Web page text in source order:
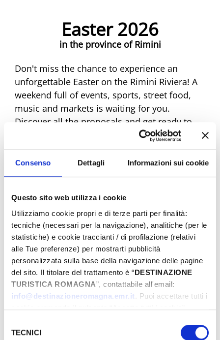
Consenso Dettagli Informazioni sui cookie
Questo sito web utilizza i cookie
Utilizziamo cookie propri e di terze parti per finalità:
tecniche (necessari per la navigazione), analitiche (per le
statistiche) e cookie traccianti / di profilazione (relativi
alle Tue preferenze) per mostrarti pubblicità
personalizzata sulla base della navigazione delle pagine
del sito. Il titolare del trattamento è “DESTINAZIONE
TURISTICA ROMAGNA”, contattabile all'email:
info@destinazioneromagna.emr.it. Puoi accettare tutti i
cookie premendo il pulsante “Accetta tutti i cookie”,
gestire le tue preferenze facendo clic su “Personalizza”.
delTECNICI
Easter 2026
in the province of Rimini
Don't miss the chance to experience an
unforgettable Easter on the Rimini Riviera! A
weekend full of events, sports, street food,
music and markets is waiting for you.
Discover all the proposals and get ready to
experience unique emotions. Book your
dream Easter now!
Easter Riviera Rimini Events
From
To